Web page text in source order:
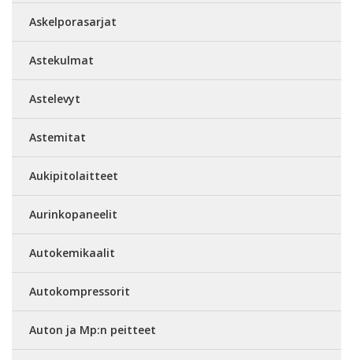
Askelporasarjat
Astekulmat
Astelevyt
Astemitat
Aukipitolaitteet
Aurinkopaneelit
Autokemikaalit
Autokompressorit
Auton ja Mp:n peitteet